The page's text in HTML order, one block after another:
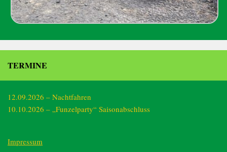
TERMINE
12.09.2026 – Nachtfahren
10.10.2026 – „Funzelparty“ Saisonabschluss
Impressum